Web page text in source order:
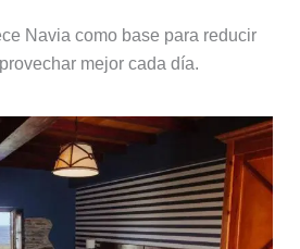
Navia como base para reducir
mejor cada día.